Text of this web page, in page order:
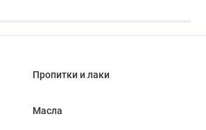
Пропитки и лаки
Масла